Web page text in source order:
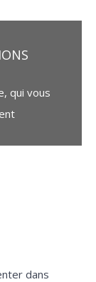
qui vous
dans